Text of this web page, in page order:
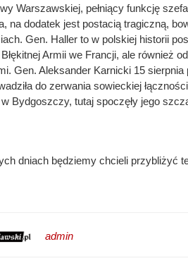
Warszawskiej, pełniący funkcję
na dodatek jest postacią tragiczną,
Gen. Haller to w polskiej historii
Armii we Francji, ale również
Gen. Aleksander Karnicki 15
do zerwania sowieckiej
Bydgoszczy, tutaj spoczęły jego
dniach będziemy chcieli przybliżyć
admin